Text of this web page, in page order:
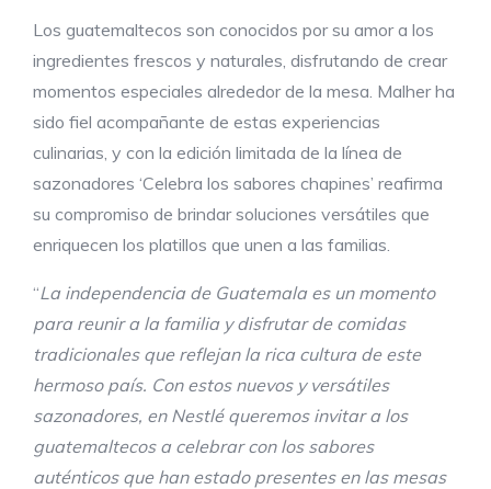
Los guatemaltecos son conocidos por su amor a los
ingredientes frescos y naturales, disfrutando de crear
momentos especiales alrededor de la mesa. Malher ha
sido fiel acompañante de estas experiencias
culinarias, y con la edición limitada de la línea de
sazonadores ‘Celebra los sabores chapines’ reafirma
su compromiso de brindar soluciones versátiles que
enriquecen los platillos que unen a las familias.
“La independencia de Guatemala es un momento
para reunir a la familia y disfrutar de comidas
tradicionales que reflejan la rica cultura de este
hermoso país. Con estos nuevos y versátiles
sazonadores, en Nestlé queremos invitar a los
guatemaltecos a celebrar con los sabores
auténticos que han estado presentes en las mesas